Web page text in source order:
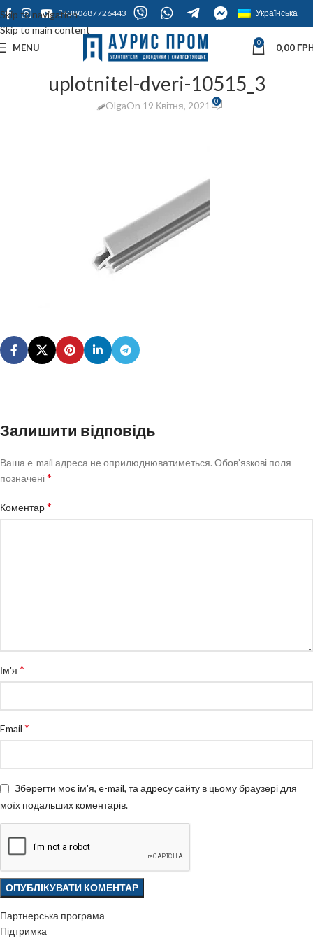
Skip to navigation
Skip to main content
+380687726443 Українська
MENU 0 0,00
uplotnitel-dveri-10515_3
OlgaOn 19 Квітня, 2021 0
Залишити відповідь
Ваша e-mail адреса не оприлюднюватиметься. Обов’язкові поля
позначені*
Коментар*
Ім'я *
Email *
Зберегти моє ім'я, e-mail, та адресу сайту в цьому браузері для
моїх подальших коментарів.
Партнерська програма
Підтримка